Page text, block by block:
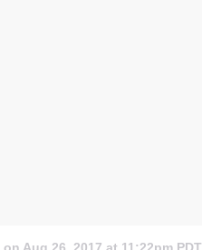
on Aug 26, 2017 at 11:22pm PDT